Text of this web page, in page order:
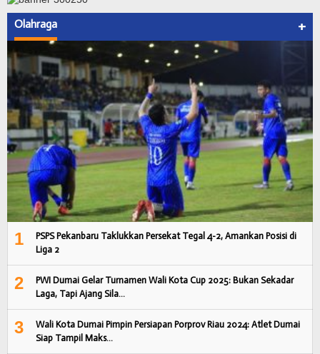
Olahraga +
1
PSPS Pekanbaru Taklukkan Persekat Tegal 4-2, Amankan Posisi di
Liga 2
2
PWI Dumai Gelar Turnamen Wali Kota Cup 2025: Bukan Sekadar
Laga, Tapi Ajang Sila…
3
Wali Kota Dumai Pimpin Persiapan Porprov Riau 2024: Atlet Dumai
Siap Tampil Maks…